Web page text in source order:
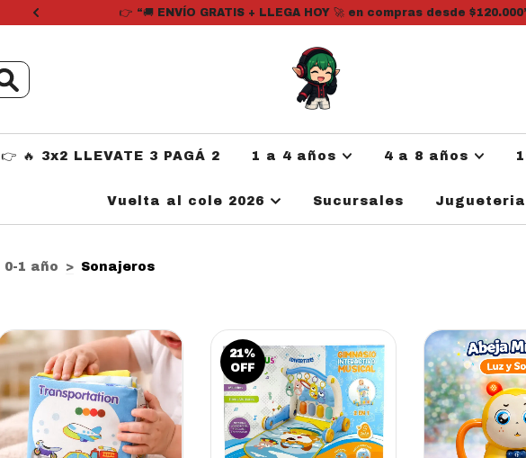
👉 “🚚 ENVÍO GRATIS + LLEGA HOY 🚀 en compras desde
👉 🔥 3x2 LLEVATE 3 PAGÁ 2 1 a 4 años 4 a 8 años
Vuelta al cole 2026 Sucursales Jugueteria
0-1 año > Sonajeros
21%
OFF